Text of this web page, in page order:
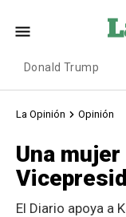
Donald Trump
La Opinión Opinión
Una
El Diario apoya a